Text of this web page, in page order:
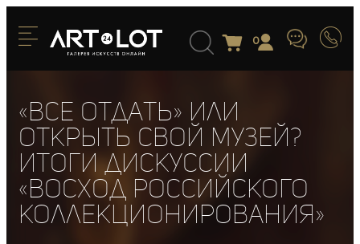
0
«Все отдать» или
открыть свой музей?
Итоги дискуссии
«Восход российского
коллекционирования»